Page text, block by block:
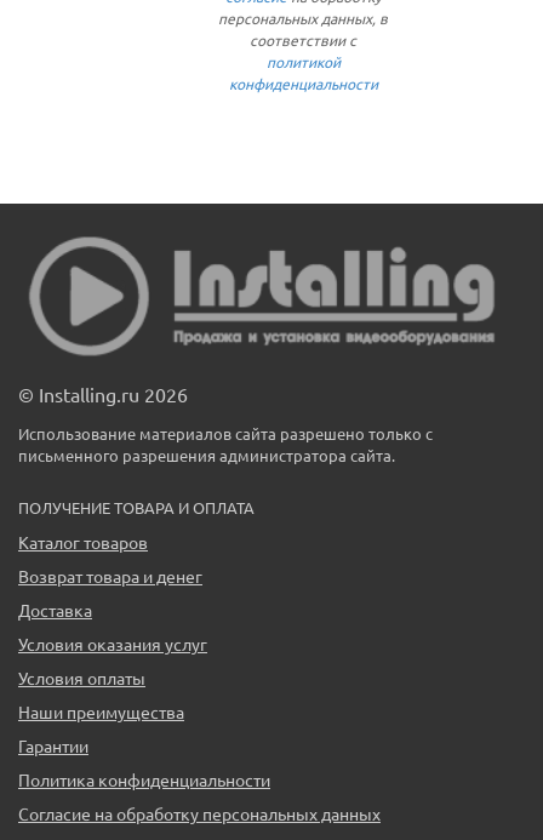
персональных данных, в
соответствии с
политикой
конфиденциальности
© Installing.ru 2026
Использование материалов сайта разрешено только с
письменного разрешения администратора сайта.
ПОЛУЧЕНИЕ ТОВАРА И ОПЛАТА
Каталог товаров
Возврат товара и денег
Доставка
Условия оказания услуг
Условия оплаты
Наши преимущества
Гарантии
Политика конфиденциальности
Согласие на обработку персональных данных